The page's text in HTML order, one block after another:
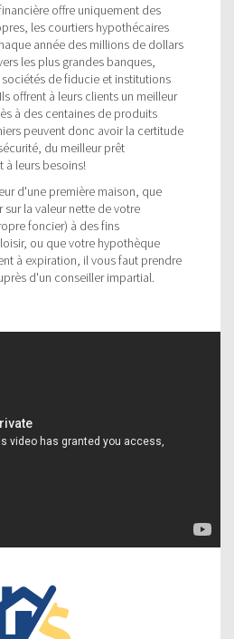
offre uniquement des
les courtiers hypothécaires
année des millions de dollars
les plus grandes banques,
de fiducie et institutions
offrent à leurs clients un meilleur
à des centaines de produits
peuvent donc avoir la certitude
du meilleur prêt
leurs besoins!
d'une première maison, que
la valeur nette de votre
foncier) à des fins
ou que votre hypothèque
à expiration, il vous faut prendre
d'un conseiller impartial.